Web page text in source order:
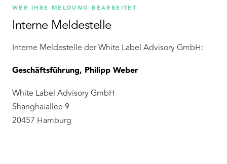
WER IHRE MELDUNG BEARBEITET
Interne Meldestelle
Interne Meldestelle der White Label Advisory GmbH:
Geschäftsführung, Philipp Weber
White Label Advisory GmbH
Shanghaiallee 9
20457 Hamburg